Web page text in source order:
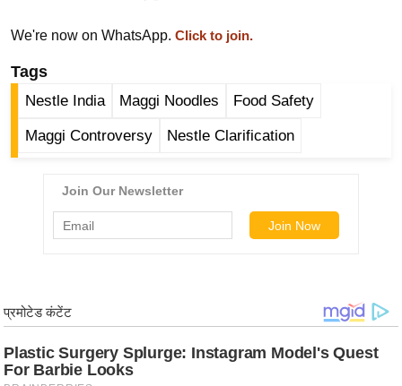
डि
सा
हि
त्य
न्यू
ज
ब्री
We're now on WhatsApp. Click to join.
Tags
Nestle India Maggi Noodles Food Safety
Maggi Controversy Nestle Clarification